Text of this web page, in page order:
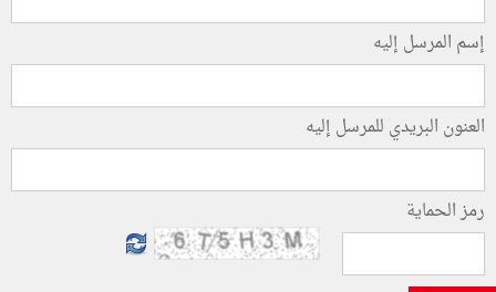
إسم المرسل إليه
العنون البريدي للمرسل إليه
رمز الحماية